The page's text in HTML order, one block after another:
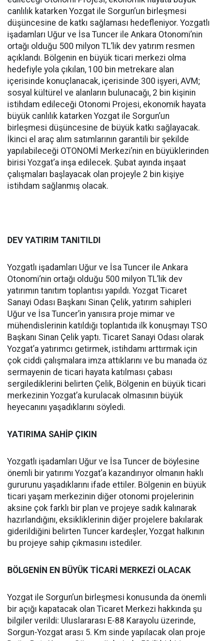
canlılık katarken Yozgat ile Sorgun’un birleşmesi
düşüncesine de katkı sağlaması hedefleniyor. Yozgatlı
işadamları Uğur ve İsa Tuncer ile Ankara Otonomi’nin
ortağı olduğu 500 milyon TL’lik dev yatırım resmen
açıklandı. Bölgenin en büyük ticari merkezi olma
hedefiyle yola çıkılan, 100 bin metrekare alan
içerisinde konuçlanacak, içerisinde 300 işyeri, AVM;
sosyal kültürel ve alanların bulunacağı, 2 bin kişinin
istihdam edileceği Otonomi Projesi, ekonomik hayata
büyük canlılık katarken Yozgat ile Sorgun’un
birleşmesi düşüncesine de büyük katkı sağlayacak.
İkinci el araç alım satımlarının garantili bir şekilde
yapılabileceği OTONOMİ Merkezi’nin en büyüklerinden
birisi Yozgat’a inşa edilecek. Şubat ayında inşaat
çalışmaları başlayacak olan projeyle 2 bin kişiye
istihdam sağlanmış olacak.
DEV YATIRIM TANITILDI
Yozgatlı işadamları Uğur ve İsa Tuncer ile Ankara
Otonomi’nin ortağı olduğu 500 milyon TL’lik dev
yatırımın tanıtım toplantısı yapıldı. Yozgat Ticaret
Sanayi Odası Başkanı Sinan Çelik, yatırım sahipleri
Uğur ve İsa Tuncer’in yanısıra proje mimar ve
mühendislerinin katıldığı toplantıda ilk konuşmayı TSO
Başkanı Sinan Çelik yaptı. Ticaret Sanayi Odası olarak
Yozgat’a yatırımcı getirmek, istihdamı arttırmak için
çok ciddi çalışmalara imza attıklarını ve bu manada öz
sermayenin de ticari hayata katılması çabası
sergilediklerini belirten Çelik, Bölgenin en büyük ticari
merkezinin Yozgat’a kurulacak olmasının büyük
heyecanını yaşadıklarını söyledi.
YATIRIMA SAHİP ÇIKIN
Yozgatlı işadamları Uğur ve İsa Tuncer de böylesine
önemli bir yatırımı Yozgat’a kazandırıyor olmanın haklı
gururunu yaşadıklarını ifade ettiler. Bölgenin en büyük
ticari yaşam merkezinin diğer otonomi projelerinin
aksine çok farklı bir plan ve projeye sadık kalınarak
hazırlandığını, eksikliklerinin diğer projelere bakılarak
giderildiğini belirten Tuncer kardeşler, Yozgat halkının
bu projeye sahip çıkmasını istediler.
BÖLGENİN EN BÜYÜK TİCARİ MERKEZİ OLACAK
Yozgat ile Sorgun’un birleşmesi konusunda da önemli
bir açığı kapatacak olan Ticaret Merkezi hakkında şu
bilgiler verildi: Uluslararası E-88 Karayolu üzerinde,
Sorgun-Yozgat arası 5. Km sinde yapılacak olan proje